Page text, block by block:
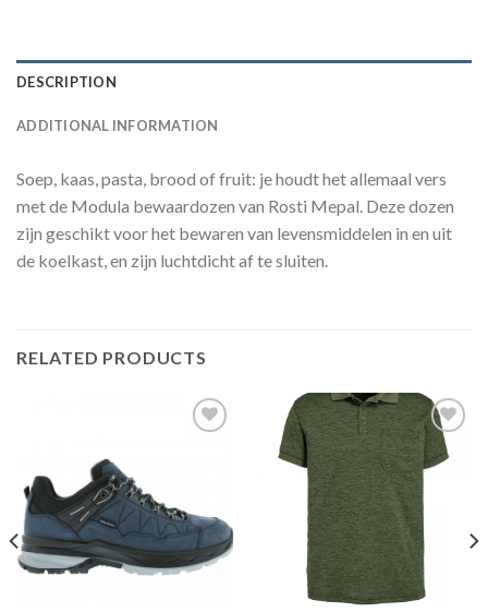
DESCRIPTION
ADDITIONAL INFORMATION
Soep, kaas, pasta, brood of fruit: je houdt het allemaal vers
met de Modula bewaardozen van Rosti Mepal. Deze dozen
zijn geschikt voor het bewaren van levensmiddelen in en uit
de koelkast, en zijn luchtdicht af te sluiten.
RELATED PRODUCTS
Toevoegen
aan
verlanglijst